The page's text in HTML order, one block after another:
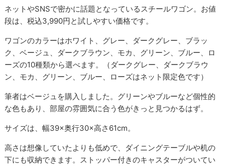
ネットやSNSで密かに話題となっているスチールワゴン。お値
段は、税込3,990円と試しやすい価格です。
ワゴンのカラーはホワイト、グレー、ダークグレー、ブラッ
ク、ベージュ、ダークブラウン、モカ、グリーン、ブルー、ロ
ーズの10種類から選べます。（ダークグレー、ダークブラウ
ン、モカ、グリーン、ブルー、ローズはネット限定色です）
筆者はベージュを購入しました。グリーンやブルーなど個性的
な色もあり、部屋の雰囲気に合う色がきっと見つかるはず。
サイズは、幅39×奥行30×高さ61cm。
高さは想像していたよりも低めで、ダイニングテーブルや机の
下にも収納できます。ストッパー付きのキャスターがついてい